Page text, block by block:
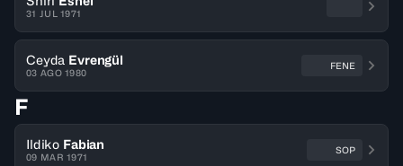
31 JUL 1971
Ceyda Evrengül
03 AGO 1980
FENE
F
Ildiko Fabian
09 MAR 1971
SOP